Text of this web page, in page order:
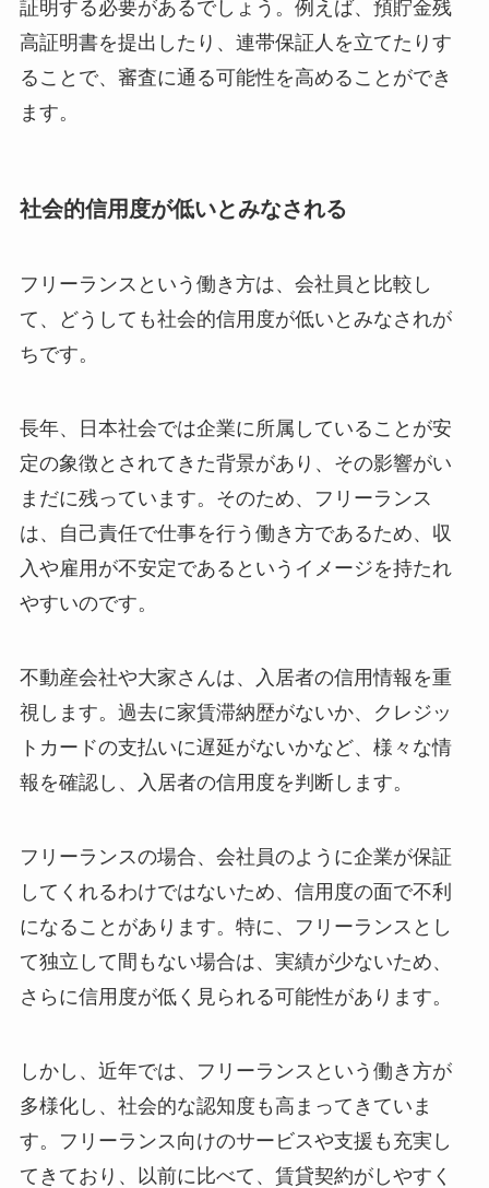
証明する必要があるでしょう。例えば、預貯金残
高証明書を提出したり、連帯保証人を立てたりす
ることで、審査に通る可能性を高めることができ
ます。
社会的信用度が低いとみなされる
フリーランスという働き方は、会社員と比較し
て、どうしても社会的信用度が低いとみなされが
ちです。
長年、日本社会では企業に所属していることが安
定の象徴とされてきた背景があり、その影響がい
まだに残っています。そのため、フリーランス
は、自己責任で仕事を行う働き方であるため、収
入や雇用が不安定であるというイメージを持たれ
やすいのです。
不動産会社や大家さんは、入居者の信用情報を重
視します。過去に家賃滞納歴がないか、クレジッ
トカードの支払いに遅延がないかなど、様々な情
報を確認し、入居者の信用度を判断します。
フリーランスの場合、会社員のように企業が保証
してくれるわけではないため、信用度の面で不利
になることがあります。特に、フリーランスとし
て独立して間もない場合は、実績が少ないため、
さらに信用度が低く見られる可能性があります。
しかし、近年では、フリーランスという働き方が
多様化し、社会的な認知度も高まってきていま
す。フリーランス向けのサービスや支援も充実し
てきており、以前に比べて、賃貸契約がしやすく